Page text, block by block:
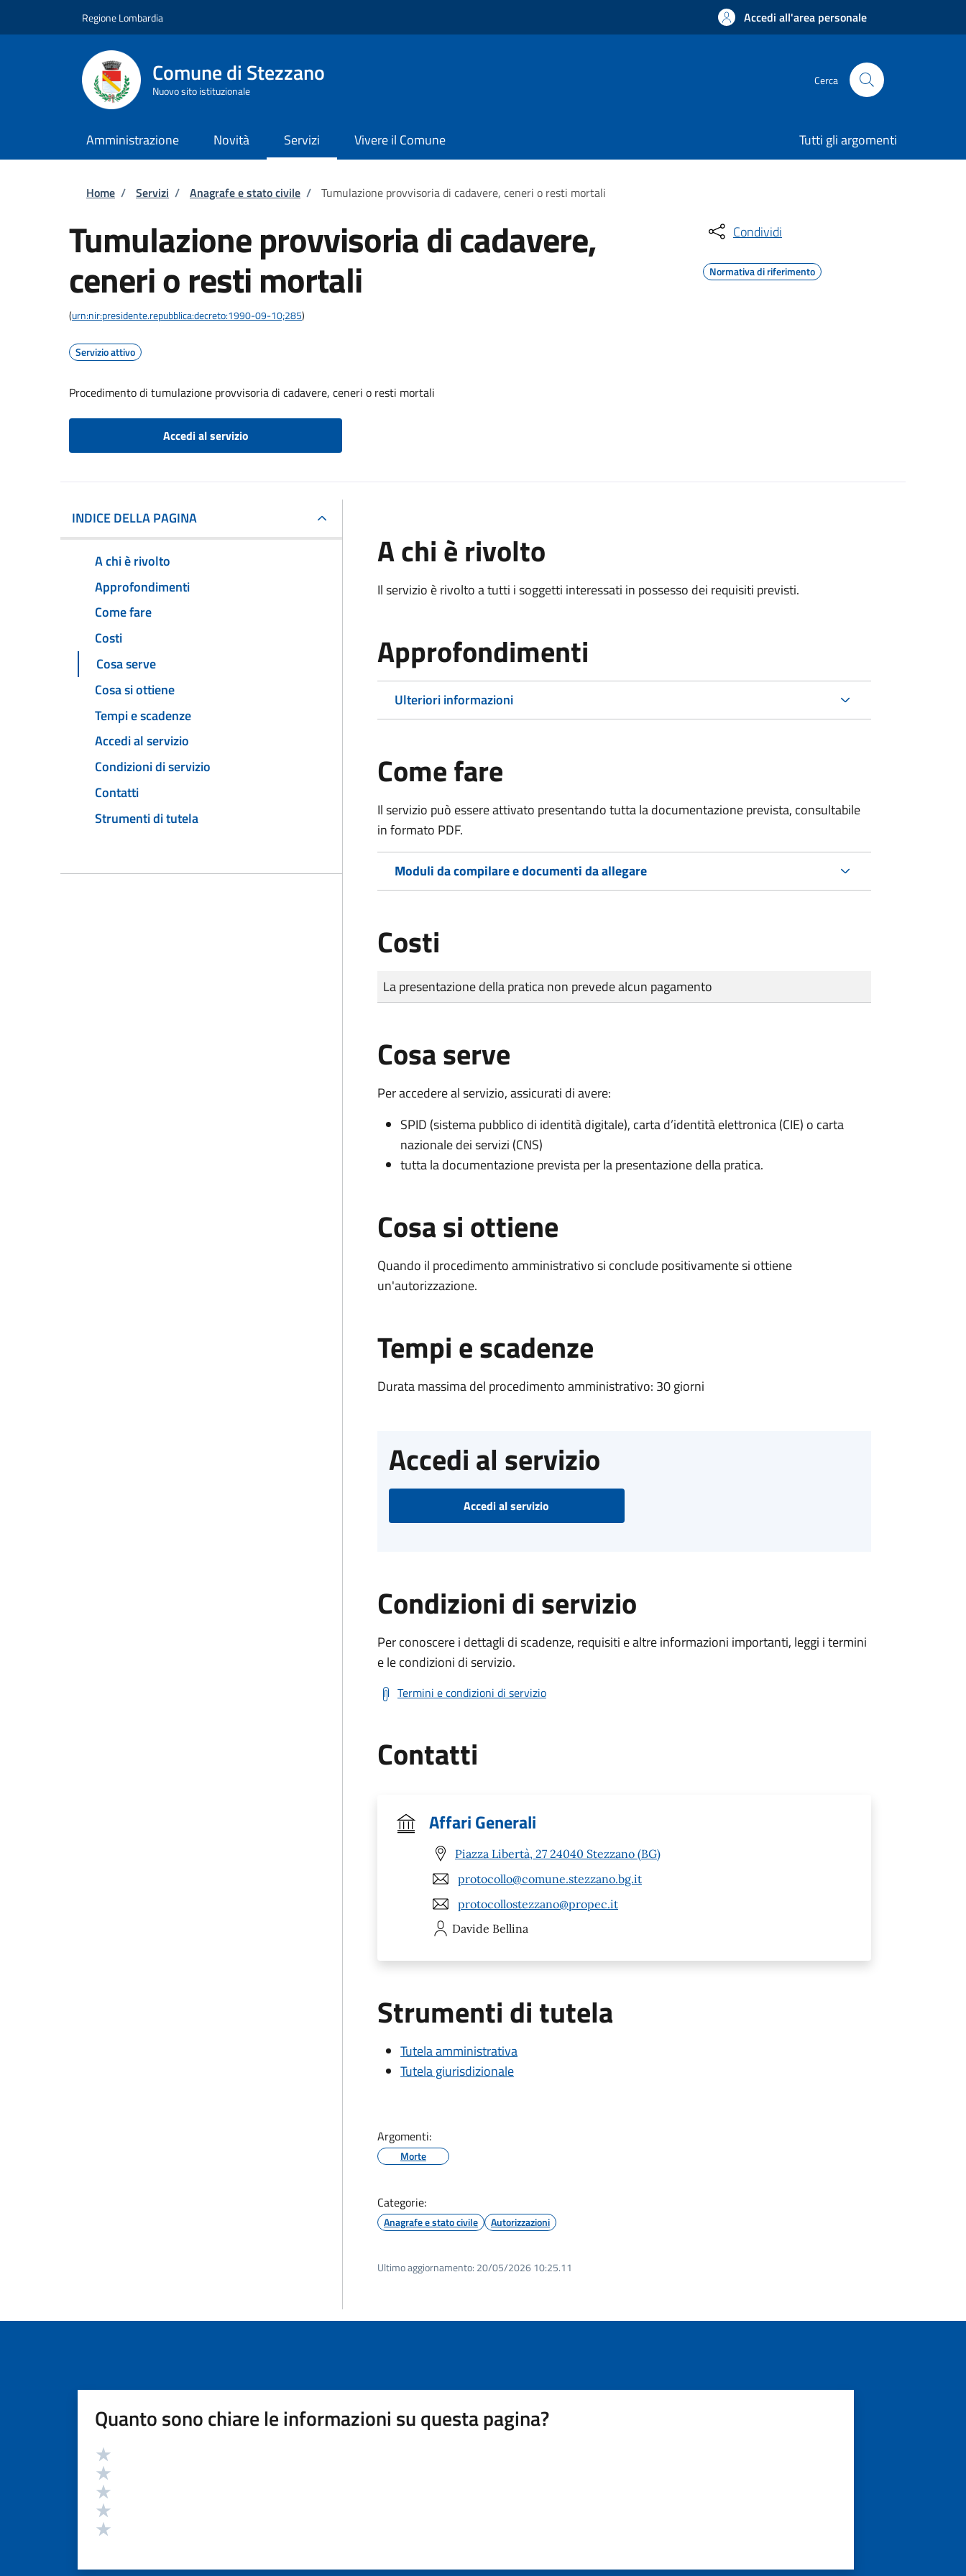
Regione Lombardia Accedi all'area personale
Comune di Stezzano
Nuovo sito istituzionale
Cerca
Amministrazione Novità Servizi Vivere il Comune Tutti gli argomenti
Briciole di pane
Home / Servizi / Anagrafe e stato civile / Tumulazione provvisoria di cadavere, ceneri o resti mortali
Tumulazione provvisoria di cadavere,
ceneri o resti mortali
(urn:nir:presidente.repubblica:decreto:1990-09-10;285)
Servizio attivo
Procedimento di tumulazione provvisoria di cadavere, ceneri o resti mortali
Accedi al servizio
Condividi
Normativa di riferimento
INDICE DELLA PAGINA
A chi è rivolto
Approfondimenti
Come fare
Costi
Cosa serve
Cosa si ottiene
Tempi e scadenze
Accedi al servizio
Condizioni di servizio
Contatti
Strumenti di tutela
A chi è rivolto
Il servizio è rivolto a tutti i soggetti interessati in possesso dei requisiti previsti.
Approfondimenti
Ulteriori informazioni
Come fare
Il servizio può essere attivato presentando tutta la documentazione prevista, consultabile
in formato PDF.
Moduli da compilare e documenti da allegare
Costi
Tipo di pagamento
Importo
La presentazione della pratica non prevede alcun pagamento
Cosa serve
Per accedere al servizio, assicurati di avere:
SPID (sistema pubblico di identità digitale), carta d’identità elettronica (CIE) o carta
nazionale dei servizi (CNS)
tutta la documentazione prevista per la presentazione della pratica.
Cosa si ottiene
Quando il procedimento amministrativo si conclude positivamente si ottiene
un'autorizzazione.
Tempi e scadenze
Durata massima del procedimento amministrativo: 30 giorni
Accedi al servizio
Accedi al servizio
Condizioni di servizio
Per conoscere i dettagli di scadenze, requisiti e altre informazioni importanti, leggi i termini
e le condizioni di servizio.
Termini e condizioni di servizio
Contatti
Affari Generali
Piazza Libertà, 27 24040 Stezzano (BG)
protocollo@comune.stezzano.bg.it
protocollostezzano@propec.it
Davide Bellina
Strumenti di tutela
Tutela amministrativa
Tutela giurisdizionale
Argomenti:
Morte
Categorie:
Anagrafe e stato civile Autorizzazioni
Ultimo aggiornamento: 20/05/2026 10:25.11
Quanto sono chiare le informazioni su questa pagina?
Valutazione